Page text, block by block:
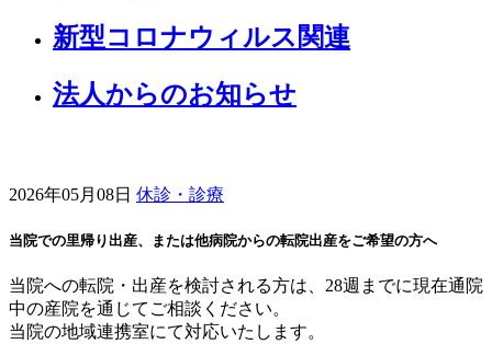
新型コロナウィルス関連
法人からのお知らせ
2026年05月08日 休診・診療
当院での里帰り出産、または他病院からの転院出産をご希望の方へ
当院への転院・出産を検討される方は、28週までに現在通院
中の産院を通じてご相談ください。
当院の地域連携室にて対応いたします。